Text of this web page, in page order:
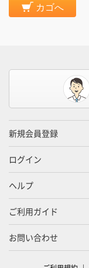
カゴへ
新規会員登録
ログイン
ヘルプ
ご利用ガイド
お問い合わせ